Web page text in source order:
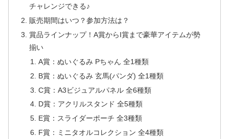
チャレンジできる♪
販売期間はいつ？参加方法は？
賞品ラインナップ！A賞からI賞まで豪華アイテムが勢
揃い
A賞：ぬいぐるみ Pちゃん 全1種類
B賞：ぬいぐるみ 玄馬(パンダ) 全1種類
C賞：A3ビジュアルパネル 全6種類
D賞：アクリルスタンド 全5種類
E賞：スライダーポーチ 全3種類
F賞：ミニタオルコレクション 全4種類